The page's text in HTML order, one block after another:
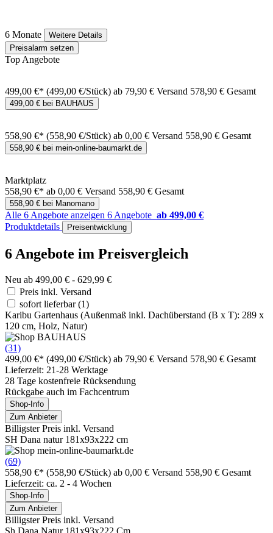
6 Monate
Weitere Details
Preisalarm setzen
Top Angebote
499,00 €* (499,00 €/Stück) ab 79,90 € Versand 578,90 € Gesamt
499,00 € bei BAUHAUS
558,90 €* (558,90 €/Stück) ab 0,00 € Versand 558,90 € Gesamt
558,90 € bei mein-online-baumarkt.de
Marktplatz
558,90 €* ab 0,00 € Versand 558,90 € Gesamt
558,90 € bei Manomano
Alle 6 Angebote anzeigen 6 Angebote ab 499,00 €
Produktdetails
Preisentwicklung
6 Angebote im Preisvergleich
Neu ab 499,00 € - 629,99 €
Preis inkl. Versand
sofort lieferbar(1)
Karibu Gartenhaus (Außenmaß inkl. Dachüberstand (B x T): 289 x
120 cm, Holz, Natur)
(31)
499,00 €* (499,00 €/Stück) ab 79,90 € Versand 578,90 € Gesamt
Lieferzeit: 21-28 Werktage
28 Tage kostenfreie Rücksendung
Rückgabe auch im Fachcentrum
Shop-Info
Zum Anbieter
Billigster Preis inkl. Versand
SH Dana natur 181x93x222 cm
(69)
558,90 €* (558,90 €/Stück) ab 0,00 € Versand 558,90 € Gesamt
Lieferzeit: ca. 2 - 4 Wochen
Shop-Info
Zum Anbieter
Billigster Preis inkl. Versand
Sh Dana Natur 181x93x222 Cm